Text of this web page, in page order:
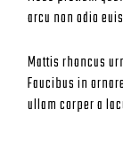
arcu non odio
Mattis rhoncus
Faucibus in
ullam corper a